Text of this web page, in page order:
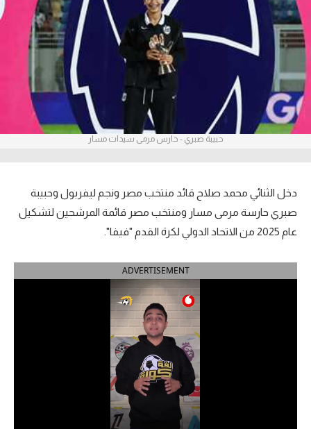
آراء حرة
ركن الألعاب
بطولات
أمريكا 2026
الدوري الإسباني
الدوري السعودي للمحترفين
دوري أبطال إفريقيا
حبيبة صبري - حارس مرمى سيدات مسار
دخل الثنائي محمد صلاح قائد منتخب مصر ونجم ليفربول وحبيبة
صبري حارسة مرمى مسار ومنتخب مصر قائمة المرشحين لتشكيل
عام 2025 من الاتحاد الدولي لكرة القدم "فيفا".
ADVERTISEMENT